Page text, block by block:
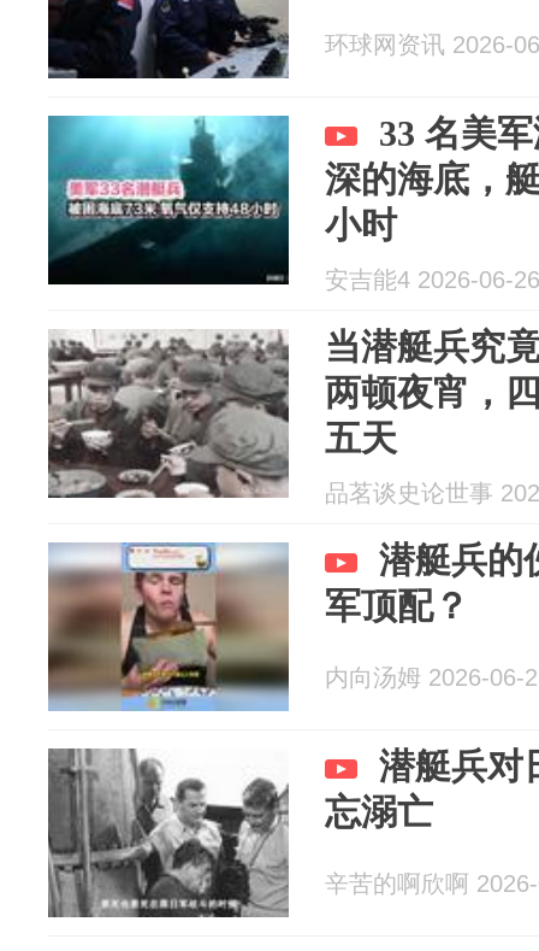
环球网资讯 2026-
33 名美
深的海底，
小时
安吉能4 2026-06-26
当潜艇兵究
两顿夜宵，
五天
品茗谈史论世事
潜艇兵的
军顶配？
内向汤姆 2026-06-
潜艇兵对
忘溺亡
辛苦的啊欣啊